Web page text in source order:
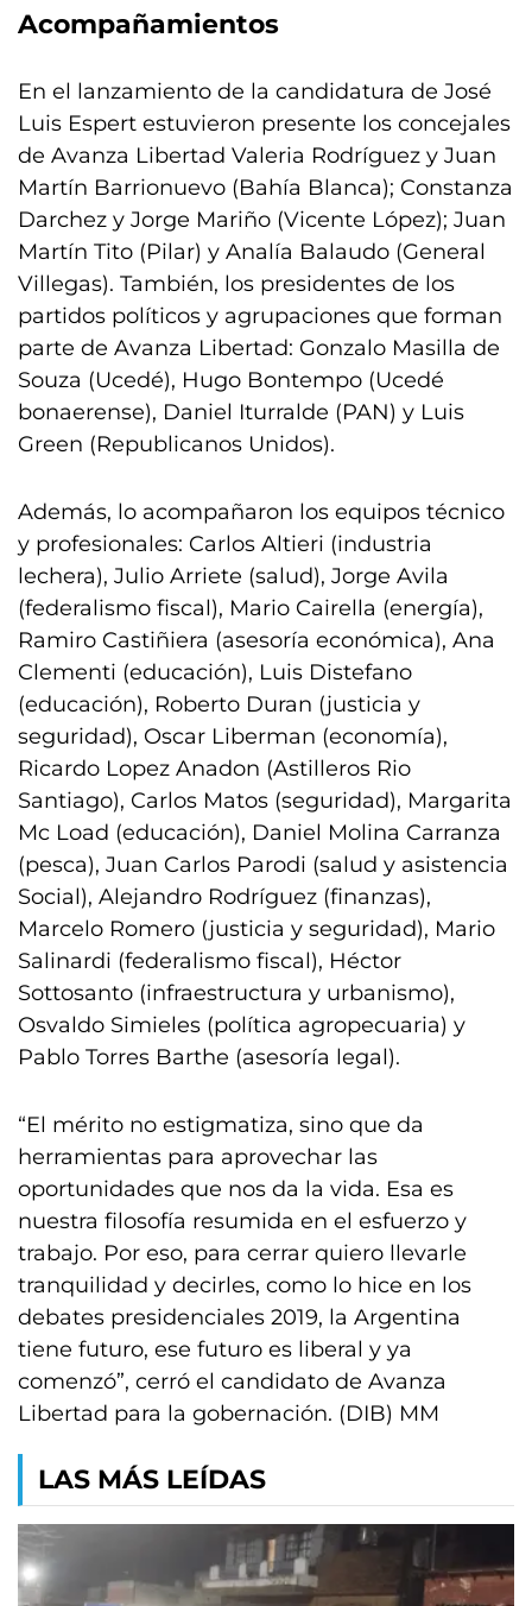
Acompañamientos
En el lanzamiento de la candidatura de José
Luis Espert estuvieron presente los concejales
de Avanza Libertad Valeria Rodríguez y Juan
Martín Barrionuevo (Bahía Blanca); Constanza
Darchez y Jorge Mariño (Vicente López); Juan
Martín Tito (Pilar) y Analía Balaudo (General
Villegas). También, los presidentes de los
partidos políticos y agrupaciones que forman
parte de Avanza Libertad: Gonzalo Masilla de
Souza (Ucedé), Hugo Bontempo (Ucedé
bonaerense), Daniel Iturralde (PAN) y Luis
Green (Republicanos Unidos).
Además, lo acompañaron los equipos técnico
y profesionales: Carlos Altieri (industria
lechera), Julio Arriete (salud), Jorge Avila
(federalismo fiscal), Mario Cairella (energía),
Ramiro Castiñiera (asesoría económica), Ana
Clementi (educación), Luis Distefano
(educación), Roberto Duran (justicia y
seguridad), Oscar Liberman (economía),
Ricardo Lopez Anadon (Astilleros Rio
Santiago), Carlos Matos (seguridad), Margarita
Mc Load (educación), Daniel Molina Carranza
(pesca), Juan Carlos Parodi (salud y asistencia
Social), Alejandro Rodríguez (finanzas),
Marcelo Romero (justicia y seguridad), Mario
Salinardi (federalismo fiscal), Héctor
Sottosanto (infraestructura y urbanismo),
Osvaldo Simieles (política agropecuaria) y
Pablo Torres Barthe (asesoría legal).
“El mérito no estigmatiza, sino que da
herramientas para aprovechar las
oportunidades que nos da la vida. Esa es
nuestra filosofía resumida en el esfuerzo y
trabajo. Por eso, para cerrar quiero llevarle
tranquilidad y decirles, como lo hice en los
debates presidenciales 2019, la Argentina
tiene futuro, ese futuro es liberal y ya
comenzó”, cerró el candidato de Avanza
Libertad para la gobernación. (DIB) MM
LAS MÁS LEÍDAS